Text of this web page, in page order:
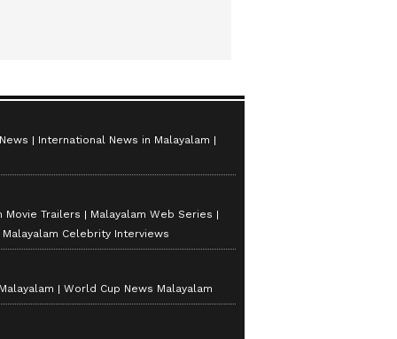
International News in Malayalam
Movie Trailers
Malayalam Web Series
Malayalam Celebrity Interviews
World Cup News Malayalam